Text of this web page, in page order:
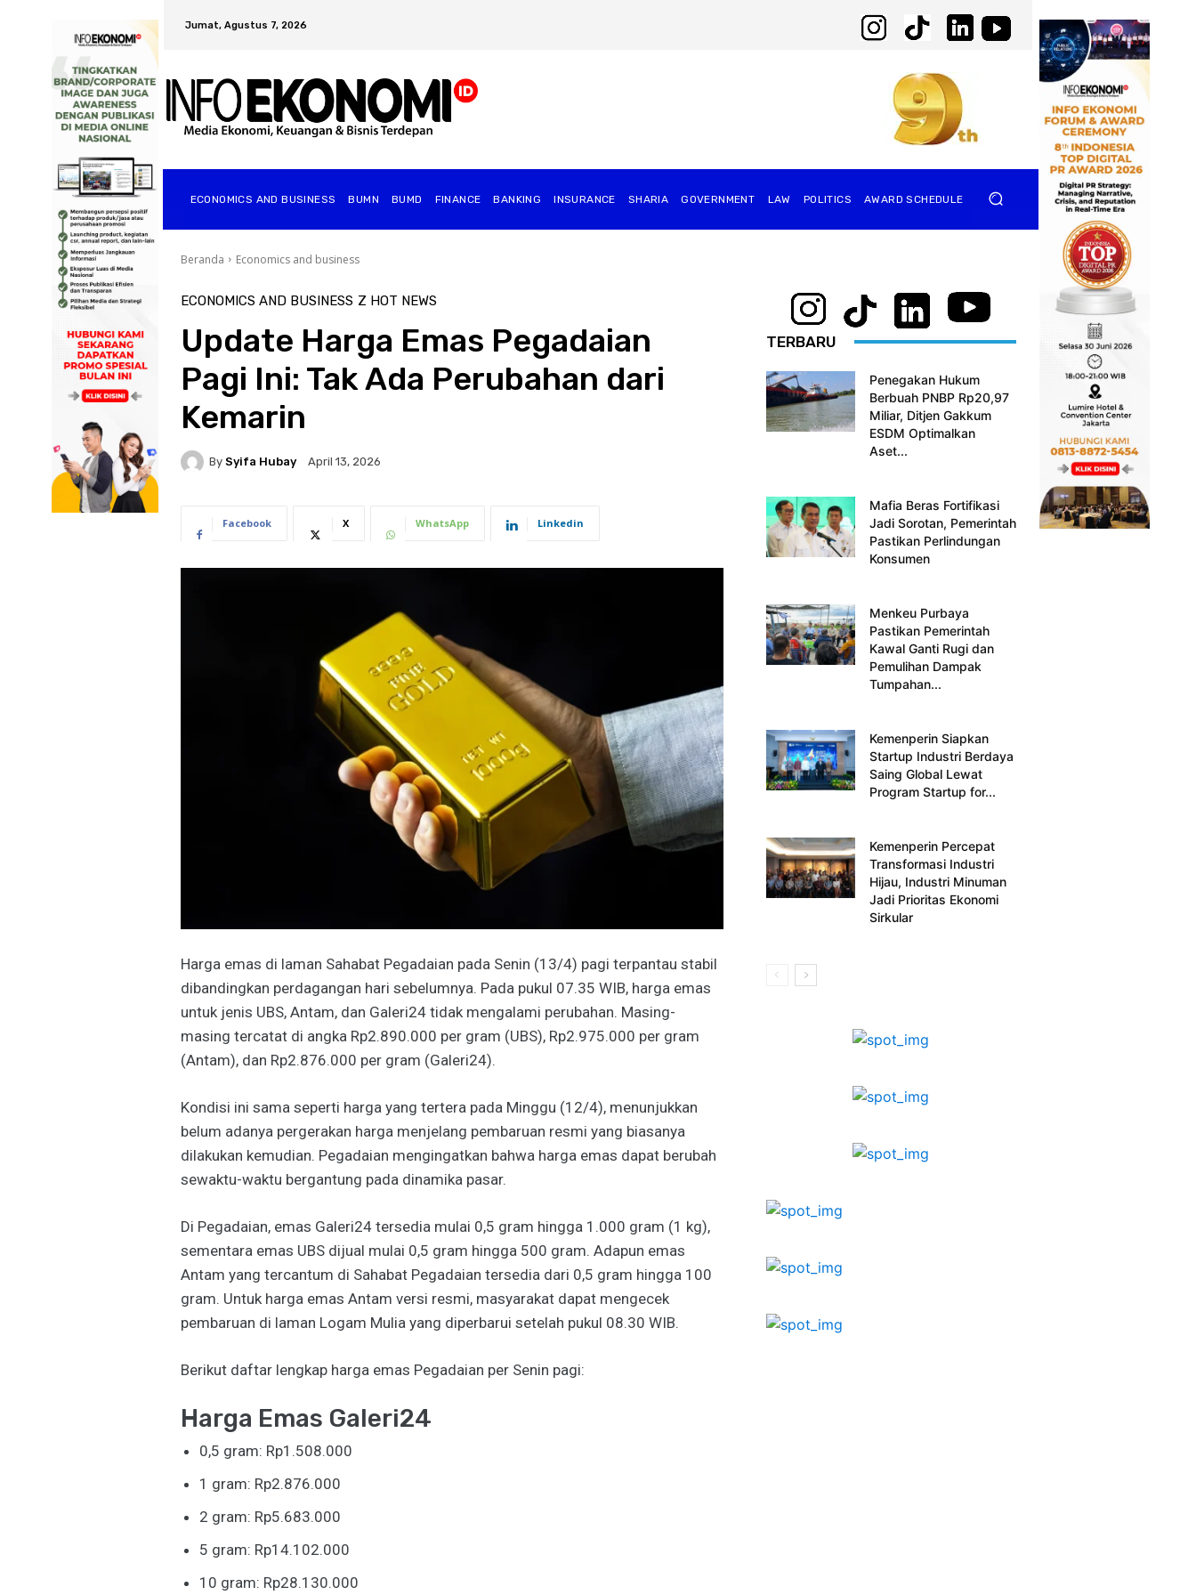
Jumat, Agustus 7, 2026
ECONOMICS AND BUSINESS BUMN BUMD FINANCE BANKING INSURANCE SHARIA GOVERNMENT ⁠LAW POLITICS AWARD SCHEDULE
Beranda Economics and business
ECONOMICS AND BUSINESS Z HOT NEWS
Update Harga Emas Pegadaian
Pagi Ini: Tak Ada Perubahan dari
Kemarin
By Syifa Hubay April 13, 2026
Facebook X WhatsApp Linkedin
Harga emas di laman Sahabat Pegadaian pada Senin (13/4) pagi terpantau stabil
dibandingkan perdagangan hari sebelumnya. Pada pukul 07.35 WIB, harga emas
untuk jenis UBS, Antam, dan Galeri24 tidak mengalami perubahan. Masing-
masing tercatat di angka Rp2.890.000 per gram (UBS), Rp2.975.000 per gram
(Antam), dan Rp2.876.000 per gram (Galeri24).
Kondisi ini sama seperti harga yang tertera pada Minggu (12/4), menunjukkan
belum adanya pergerakan harga menjelang pembaruan resmi yang biasanya
dilakukan kemudian. Pegadaian mengingatkan bahwa harga emas dapat berubah
sewaktu-waktu bergantung pada dinamika pasar.
Di Pegadaian, emas Galeri24 tersedia mulai 0,5 gram hingga 1.000 gram (1 kg),
sementara emas UBS dijual mulai 0,5 gram hingga 500 gram. Adapun emas
Antam yang tercantum di Sahabat Pegadaian tersedia dari 0,5 gram hingga 100
gram. Untuk harga emas Antam versi resmi, masyarakat dapat mengecek
pembaruan di laman Logam Mulia yang diperbarui setelah pukul 08.30 WIB.
Berikut daftar lengkap harga emas Pegadaian per Senin pagi:
Harga Emas Galeri24
0,5 gram: Rp1.508.000
1 gram: Rp2.876.000
2 gram: Rp5.683.000
5 gram: Rp14.102.000
10 gram: Rp28.130.000
TERBARU
Penegakan Hukum
Berbuah PNBP Rp20,97
Miliar, Ditjen Gakkum
ESDM Optimalkan
Aset...
Mafia Beras Fortifikasi
Jadi Sorotan, Pemerintah
Pastikan Perlindungan
Konsumen
Menkeu Purbaya
Pastikan Pemerintah
Kawal Ganti Rugi dan
Pemulihan Dampak
Tumpahan...
Kemenperin Siapkan
Startup Industri Berdaya
Saing Global Lewat
Program Startup for...
Kemenperin Percepat
Transformasi Industri
Hijau, Industri Minuman
Jadi Prioritas Ekonomi
Sirkular